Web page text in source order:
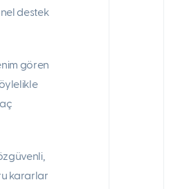
destek
gören
kararlar